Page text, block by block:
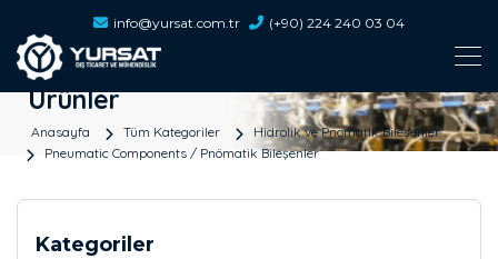
info@yursat.com.tr (+90) 224 240 03 04
Ürünler
Anasayfa Tüm Kategoriler
Hidrolik ve Pnömatik Bileşenler
Pneumatic Components / Pnömatik Bileşenler
Kategoriler